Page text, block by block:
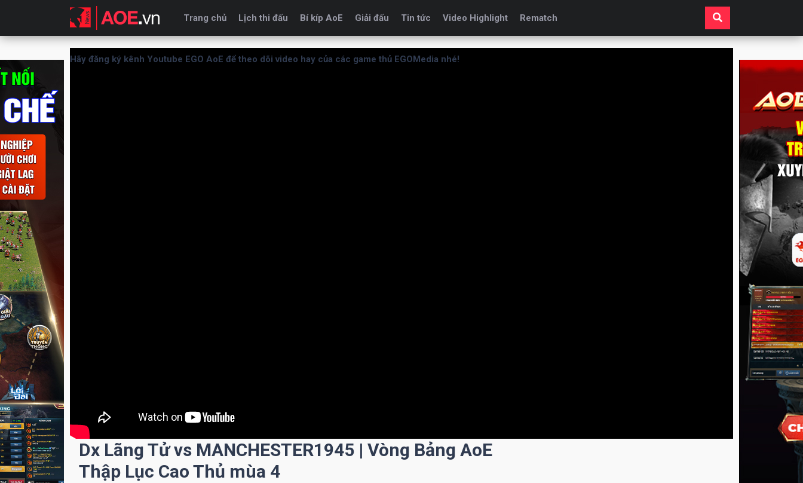
Trang chủ Lịch thi đấu Bí kíp AoE Giải đấu Tin tức Video Highlight Rematch
Hãy đăng ký kênh Youtube EGO AoE để theo dõi video hay của các game thủ EGOMedia nhé!
Dx Lãng Tử vs MANCHESTER1945 | Vòng Bảng AoE
Thập Lục Cao Thủ mùa 4